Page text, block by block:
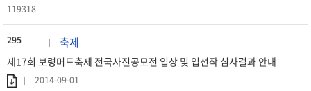
119318
295 축제
제17회 보령머드축제 전국사진공모전 입상 및 입선작 심사결과 안내
2014-09-01